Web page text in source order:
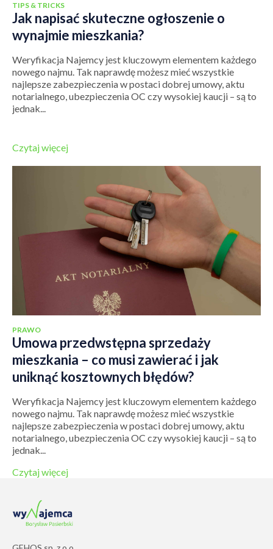
TIPS & TRICKS
Jak napisać skuteczne ogłoszenie o
wynajmie mieszkania?
Weryfikacja Najemcy jest kluczowym elementem każdego
nowego najmu. Tak naprawdę możesz mieć wszystkie
najlepsze zabezpieczenia w postaci dobrej umowy, aktu
notarialnego, ubezpieczenia OC czy wysokiej kaucji – są to
jednak...
Czytaj więcej
PRAWO
Umowa przedwstępna sprzedaży
mieszkania – co musi zawierać i jak
uniknąć kosztownych błędów?
Weryfikacja Najemcy jest kluczowym elementem każdego
nowego najmu. Tak naprawdę możesz mieć wszystkie
najlepsze zabezpieczenia w postaci dobrej umowy, aktu
notarialnego, ubezpieczenia OC czy wysokiej kaucji – są to
jednak...
Czytaj więcej